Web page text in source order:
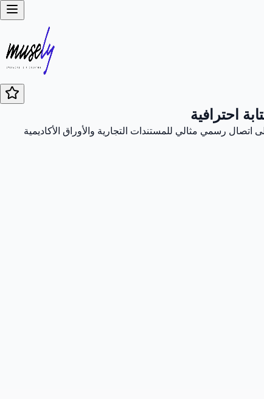
احترافية
رسمي مثالي للمستندات التجارية والأوراق الأكاديمية